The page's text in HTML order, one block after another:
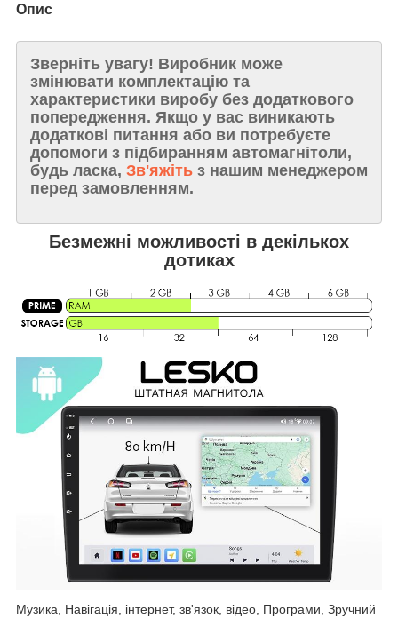
Опис
Зверніть увагу! Виробник може
змінювати комплектацію та
характеристики виробу без додаткового
попередження. Якщо у вас виникають
додаткові питання або ви потребуєте
допомоги з підбиранням автомагнітоли,
будь ласка, Зв'яжіть з нашим менеджером
перед замовленням.
Безмежні можливості в декількох
дотиках
Музика, Навігація, інтернет, зв'язок, відео, Програми, Зручний